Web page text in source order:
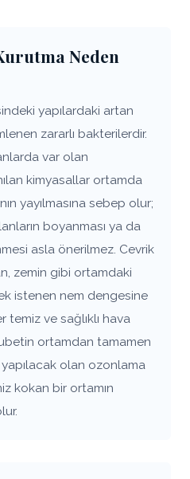
Neden
yapılardaki artan
zararlı bakterilerdir.
var olan
kimyasallar ortamda
yayılmasına sebep olur;
boyanması ya da
asla önerilmez. Cevrik
zemin gibi ortamdaki
istenen nem dengesine
temiz ve sağlıklı hava
ortamdan tamamen
olan ozonlama
kokan bir ortamın